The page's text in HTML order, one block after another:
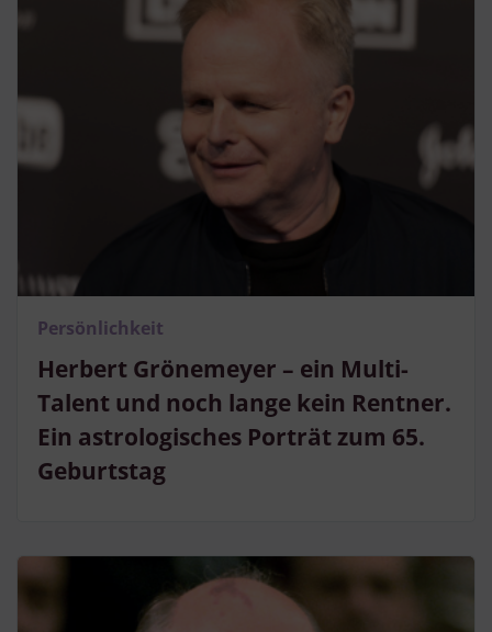
Herbert Grönemeyer – ein Multi-
Talent und noch lange kein Rentner.
Ein astrologisches Porträt zum 65.
Geburtstag
Persönlichkeit